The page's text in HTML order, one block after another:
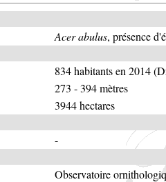
Acer abulus, présence
834 habitants en 2014
273 - 394 mètres
3944 hectares
-
Observatoire